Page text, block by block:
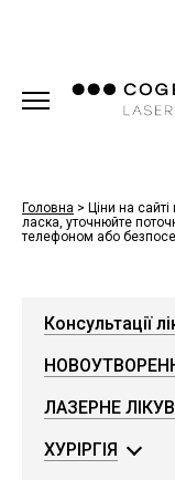
Головна > Ціни на
ласка, уточнюйте
телефоном або
Консультації
ЛАЗЕРНЕ
ХУРІРГІЯ